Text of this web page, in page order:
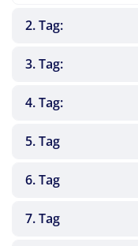
2. Tag:
Die Reise geht
3. Tag:
Es besteht die
4. Tag:
5. Tag
6. Tag
7. Tag